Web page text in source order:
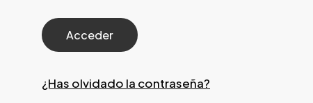
¿Has olvidado la contraseña?